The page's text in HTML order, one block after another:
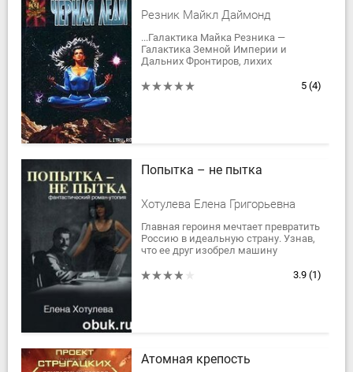
Резник Майкл Даймонд
...Галактика Майка Резника —
Галактика Земной Империи и
Дальних Фронтиров, лихих
авантюристов, «благородных
5 (4)
Попытка – не пытка
Хотулева Елена Григорьевна
Главная героиня мечтает превратить
Россию в идеальную страну. Узнав,
что ее друг изобрел машину
помощью к Сталину, который, по
3.9 (1)
Атомная крепость